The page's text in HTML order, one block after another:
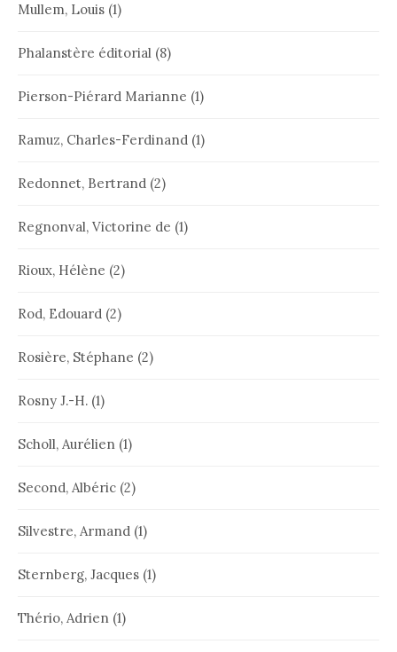
Mullem, Louis (1)
Phalanstère éditorial (8)
Pierson-Piérard Marianne (1)
Ramuz, Charles-Ferdinand (1)
Redonnet, Bertrand (2)
Regnonval, Victorine de (1)
Rioux, Hélène (2)
Rod, Edouard (2)
Rosière, Stéphane (2)
Rosny J.-H. (1)
Scholl, Aurélien (1)
Second, Albéric (2)
Silvestre, Armand (1)
Sternberg, Jacques (1)
Thério, Adrien (1)